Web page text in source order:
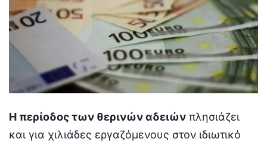
Η περίοδος των θερινών αδειών πλησιάζει
και για χιλιάδες εργαζόμενους στον ιδιωτικό